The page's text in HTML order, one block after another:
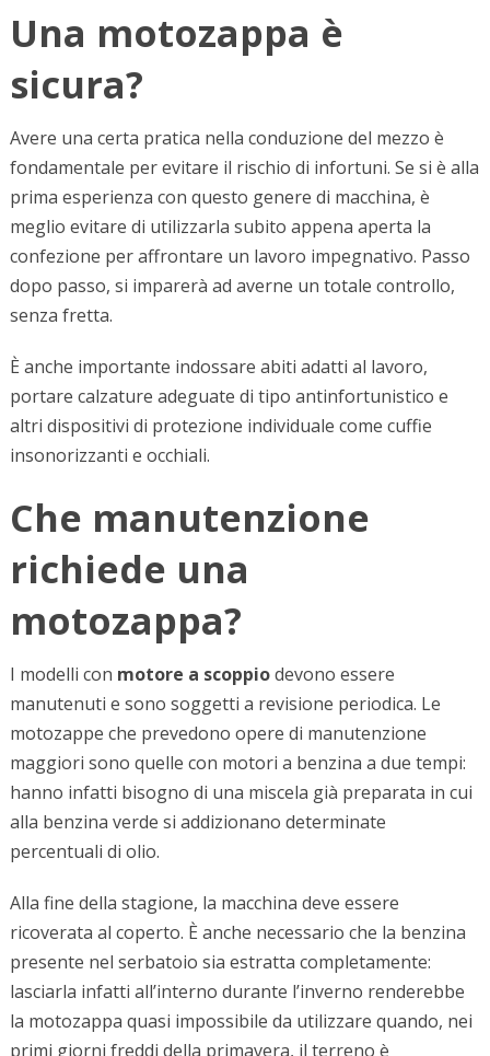
Una motozappa è
sicura?
Avere una certa pratica nella conduzione del mezzo è
fondamentale per evitare il rischio di infortuni. Se si è alla
prima esperienza con questo genere di macchina, è
meglio evitare di utilizzarla subito appena aperta la
confezione per affrontare un lavoro impegnativo. Passo
dopo passo, si imparerà ad averne un totale controllo,
senza fretta.
È anche importante indossare abiti adatti al lavoro,
portare calzature adeguate di tipo antinfortunistico e
altri dispositivi di protezione individuale come cuffie
insonorizzanti e occhiali.
Che manutenzione
richiede una
motozappa?
I modelli con motore a scoppiodevono essere
manutenuti e sono soggetti a revisione periodica. Le
motozappe che prevedono opere di manutenzione
maggiori sono quelle con motori a benzina a due tempi:
hanno infatti bisogno di una miscela già preparata in cui
alla benzina verde si addizionano determinate
percentuali di olio.
Alla fine della stagione, la macchina deve essere
ricoverata al coperto. È anche necessario che la benzina
presente nel serbatoio sia estratta completamente:
lasciarla infatti all’interno durante l’inverno renderebbe
la motozappa quasi impossibile da utilizzare quando, nei
primi giorni freddi della primavera, il terreno è